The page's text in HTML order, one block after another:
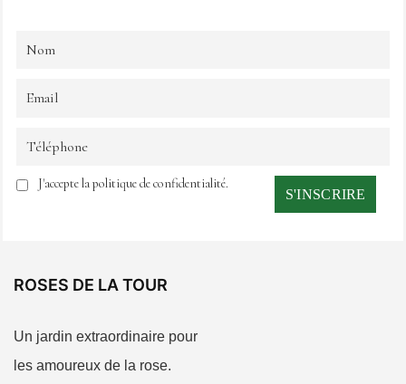
J'accepte la politique de confidentialité.
ROSES DE LA TOUR
Un jardin extraordinaire pour
les amoureux de la rose.